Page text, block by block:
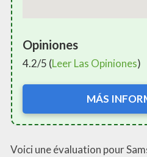
Opiniones
4.2/5 (Leer Las Opiniones)
MÁS
Voici une évaluation pour